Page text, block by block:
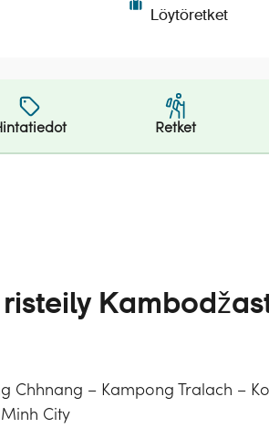
Löytöretket
Retket
Chhnang – Kampong Tralach –
City